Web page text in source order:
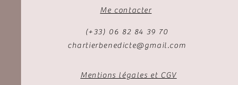
Me contacter
(+33) 06 82 84 39 70
chartierbenedicte@gmail.com
Mentions légales et CGV